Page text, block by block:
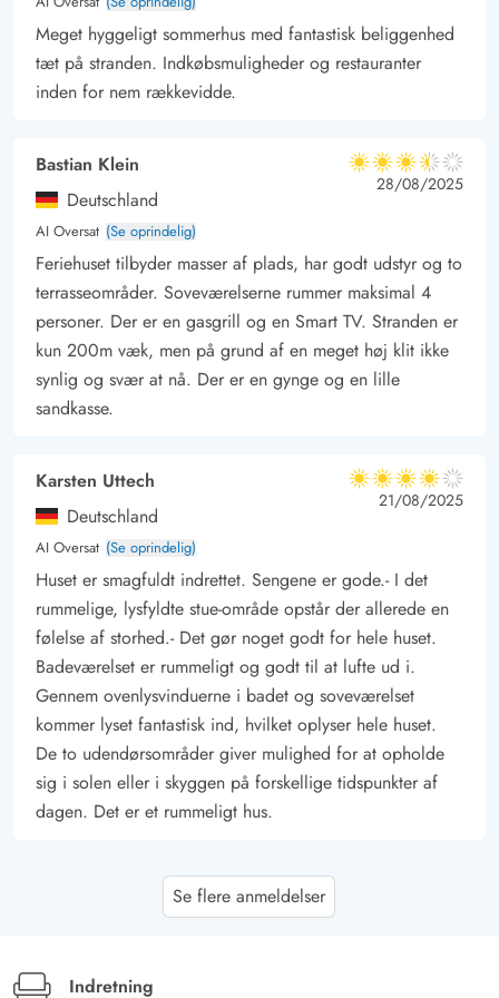
besøge Søndervig store supermarked.
I sommerhalvåret vil I opleve, at Søndervig er en af Danmarks
mest besøgte feriebyer. Her er masser af liv og også mange
aktiviteter. I kan eksempelvis besøge den store sandskulptur
kan I også afprøve mange forskellige restauranter, til de dage
hvor I ikke gider at lave mad hjemme.
Meget hyggeligt sommerhus med fantastisk beliggenhed
tæt på stranden. Indkøbsmuligheder og restauranter
inden for nem rækkevidde.
Bastian Klein
Deutschland
AI Oversat (Se oprindelig)
3.5 ud af 5
3.5 ud af 5
3.5 out of 5
28/08/2025
Feriehuset tilbyder masser af plads, har godt udstyr og to
terrasseområder. Soveværelserne rummer maksimal 4
personer. Der er en gasgrill og en Smart TV. Stranden er
kun 200m væk, men på grund af en meget høj klit ikke
synlig og svær at nå. Der er en gynge og en lille
sandkasse.
Karsten Uttech
Deutschland
AI Oversat (Se oprindelig)
4 ud af 5
4 ud af 5
4 out of 5
21/08/2025
Huset er smagfuldt indrettet. Sengene er gode.- I det
rummelige, lysfyldte stue-område opstår der allerede en
følelse af storhed.- Det gør noget godt for hele huset.
Badeværelset er rummeligt og godt til at lufte ud i.
Gennem ovenlysvinduerne i badet og soveværelset
kommer lyset fantastisk ind, hvilket oplyser hele huset.
De to udendørsområder giver mulighed for at opholde
sig i solen eller i skyggen på forskellige tidspunkter af
dagen. Det er et rummeligt hus.
Ja, vi ville holde ferie her igen.
Se flere anmeldelser
Indretning